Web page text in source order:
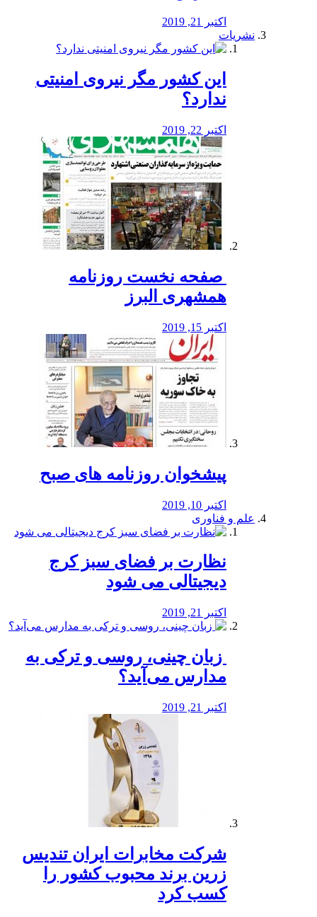
اکتبر 21, 2019
نشریات
این کشور مگر نیروی امنیتی
ندارد؟
اکتبر 22, 2019
️ صفحه نخست روزنامه‌
همشهری البرز
اکتبر 15, 2019
پیشخوان روزنامه های صبح
اکتبر 10, 2019
علم و فناوری
نظارت بر فضای سبز کرج
دیجیتالی می شود
اکتبر 21, 2019
️ زبان چینی، روسی و ترکی به
مدارس می‌آید؟
اکتبر 21, 2019
شرکت مخابرات ایران تندیس
زرین برند محبوب کشور را
کسب کرد